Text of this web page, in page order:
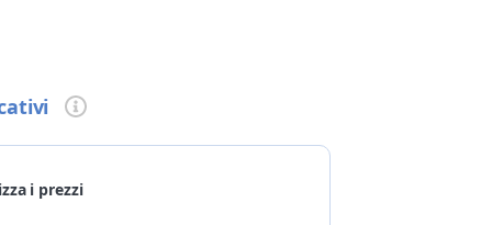
taglia
i prezzi